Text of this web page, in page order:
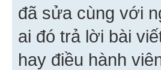
đã sửa cùng với
ai đó trả lời bài
hay điều hành